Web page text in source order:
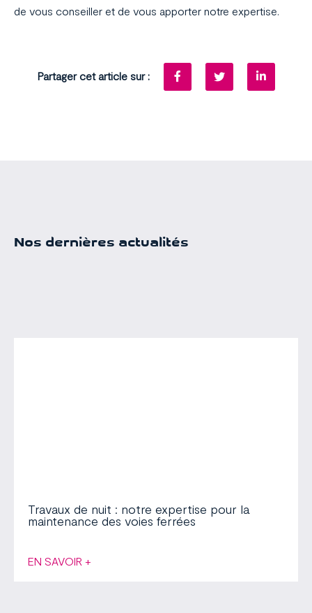
de vous conseiller et de vous apporter notre expertise.
Partager cet article sur :
Nos dernières actualités
Travaux de nuit : notre expertise pour la
maintenance des voies ferrées
EN SAVOIR +